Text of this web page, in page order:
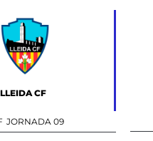
LLEIDA CF
JORNADA 09